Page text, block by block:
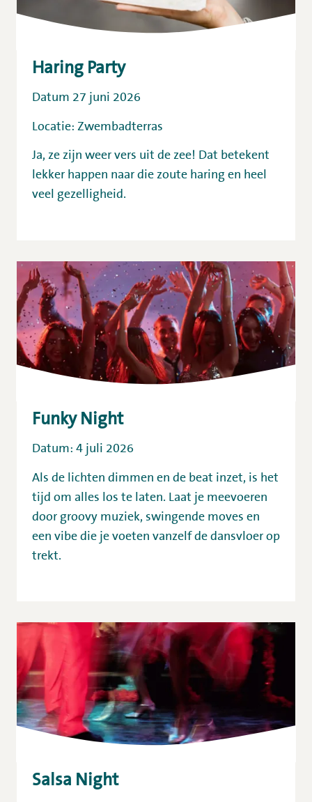
Haring Party
Datum 27 juni 2026
Locatie: Zwembadterras
Ja, ze zijn weer vers uit de zee! Dat betekent
lekker happen naar die zoute haring en heel
veel gezelligheid.
Funky Night
Datum: 4 juli 2026
Als de lichten dimmen en de beat inzet, is het
tijd om alles los te laten. Laat je meevoeren
door groovy muziek, swingende moves en
een vibe die je voeten vanzelf de dansvloer op
trekt.
Salsa Night